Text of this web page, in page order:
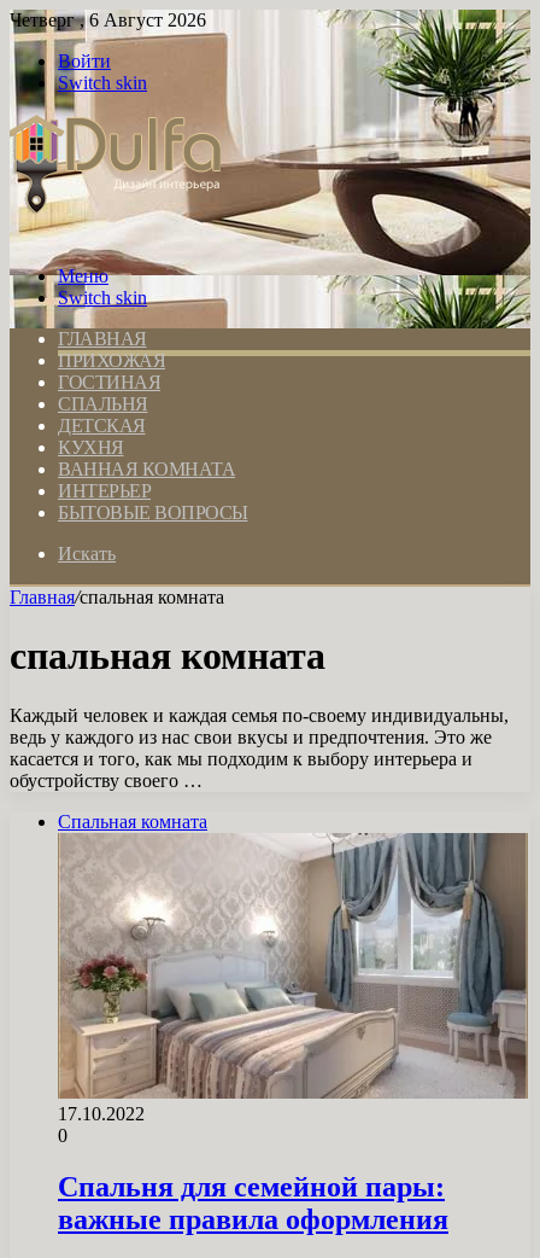
Четверг , 6 Август 2026
Войти
Switch skin
Меню
Switch skin
ГЛАВНАЯ
ПРИХОЖАЯ
ГОСТИНАЯ
СПАЛЬНЯ
ДЕТСКАЯ
КУХНЯ
ВАННАЯ КОМНАТА
ИНТЕРЬЕР
БЫТОВЫЕ ВОПРОСЫ
Искать
Главная/спальная комната
спальная комната
Каждый человек и каждая семья по-своему индивидуальны,
ведь у каждого из нас свои вкусы и предпочтения. Это же
касается и того, как мы подходим к выбору интерьера и
обустройству своего …
Спальная комната
17.10.2022
0
Спальня для семейной пары:
важные правила оформления